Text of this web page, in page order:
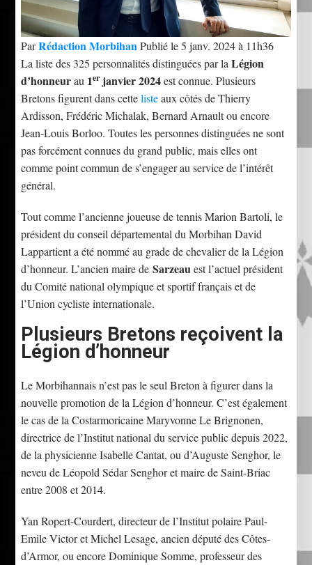
ParRédaction Morbihan Publié le 5 janv. 2024 à 11h36
La liste des 325 personnalités distinguées par laLégion
d’honneurau 1er janvier 2024est connue. Plusieurs
Bretons figurent dans cettelisteaux côtés de Thierry
Ardisson, Frédéric Michalak, Bernard Arnault ou encore
Jean-Louis Borloo. Toutes les personnes distinguées ne sont
pas forcément connues du grand public, mais elles ont
comme point commun de s’engager au service de l’intérêt
général.
Tout comme l’ancienne joueuse de tennis Marion Bartoli, le
président du conseil départemental du Morbihan David
Lappartient a été nommé au grade de chevalier de la Légion
d’honneur. L’ancien maire deSarzeauest l’actuel président
du Comité national olympique et sportif français et de
l’Union cycliste internationale.
Plusieurs Bretons reçoivent la
Légion d’honneur
Le Morbihannais n’est pas le seul Breton à figurer dans la
nouvelle promotion de la Légion d’honneur. C’est également
le cas de la Costarmoricaine Maryvonne Le Brignonen,
directrice de l’Institut national du service public depuis 2022,
de la physicienne Isabelle Cantat, ou d’Auguste Senghor, le
neveu de Léopold Sédar Senghor et maire de Saint-Briac
entre 2008 et 2014.
Yan Ropert-Courdert, directeur de l’Institut polaire Paul-
Emile Victor et Michel Lesage, ancien député des Côtes-
d’Armor, ou encore Dominique Somme, professeur des